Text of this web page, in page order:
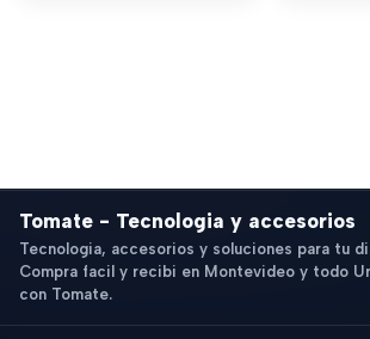
Tomate - Tecnologia y accesorios
Tecnologia, accesorios y soluciones para tu
Compra facil y recibi en Montevideo y todo
con Tomate.